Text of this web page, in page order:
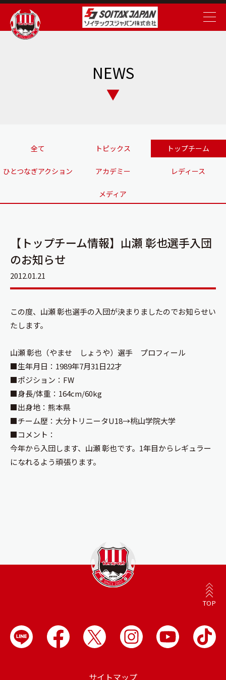
NEWS
全て トピックス トップチーム
ひとつなぎアクション アカデミー レディース
メディア
【トップチーム情報】山瀬 彰也選手入団
のお知らせ
2012.01.21
この度、山瀬 彰也選手の入団が決まりましたのでお知らせい
たします。
山瀬 彰也（やませ しょうや）選手 プロフィール
■生年月日：1989年7月31日22才
■ポジション：FW
■身長/体重：164cm/60kg
■出身地：熊本県
■チーム歴：大分トリニータU18→桃山学院大学
■コメント：
今年から入団します、山瀬 彰也です。1年目からレギュラー
になれるよう頑張ります。
TOP
サイトマップ